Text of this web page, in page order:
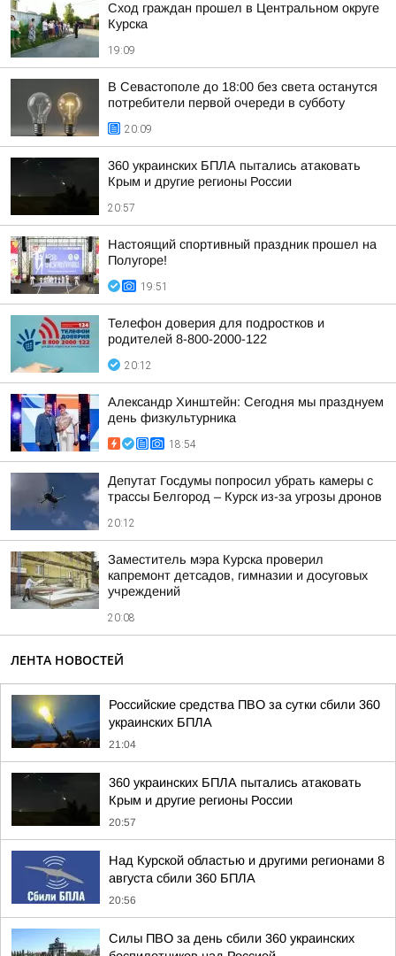
Сход граждан прошел в Центральном округе
Курска
19:09
В Севастополе до 18:00 без света останутся
потребители первой очереди в субботу
20:09
360 украинских БПЛА пытались атаковать
Крым и другие регионы России
20:57
Настоящий спортивный праздник прошел на
Полугоре!
19:51
Телефон доверия для подростков и
родителей 8-800-2000-122
20:12
Александр Хинштейн: Сегодня мы празднуем
день физкультурника
18:54
Депутат Госдумы попросил убрать камеры с
трассы Белгород – Курск из-за угрозы дронов
20:12
Заместитель мэра Курска проверил
капремонт детсадов, гимназии и досуговых
учреждений
20:08
ЛЕНТА НОВОСТЕЙ
Российские средства ПВО за сутки сбили 360
украинских БПЛА
21:04
360 украинских БПЛА пытались атаковать
Крым и другие регионы России
20:57
Над Курской областью и другими регионами 8
августа сбили 360 БПЛА
20:56
Силы ПВО за день сбили 360 украинских